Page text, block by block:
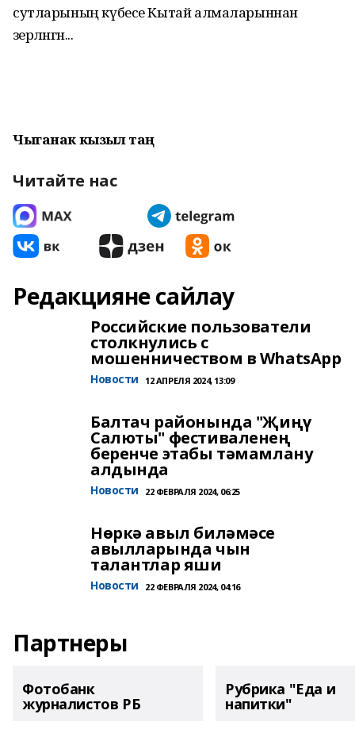
сутларының күбесе Кытай алмаларыннан
әзерләнгән...
Чыганак кызыл таң
Читайте нас
Редакцияне сайлау
Российские пользователи
столкнулись с
мошенничеством в WhatsApp
Новости 12 АПРЕЛЯ 2024, 13:09
Балтач районында "Җиңү
Салюты" фестиваленең
беренче этабы тәмамлану
алдында
Новости 22 ФЕВРАЛЯ 2024, 06:25
Нөркә авыл биләмәсе
авылларында чын
талантлар яши
Новости 22 ФЕВРАЛЯ 2024, 04:16
Партнеры
Фотобанк
журналистов РБ
Рубрика "Еда и
напитки"